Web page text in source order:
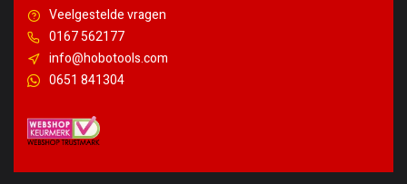
Veelgestelde vragen
0167 562177
info@hobotools.com
0651 841304